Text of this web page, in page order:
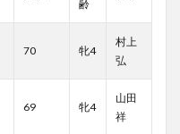
齢
70 牝4
村上
弘
69 牝4
山田
祥